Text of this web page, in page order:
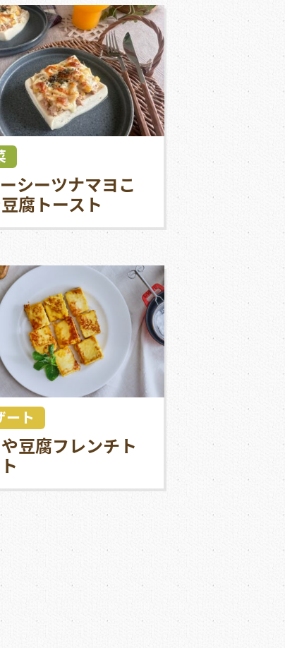
シーツナマヨこ
腐トースト
豆腐フレンチト
ート